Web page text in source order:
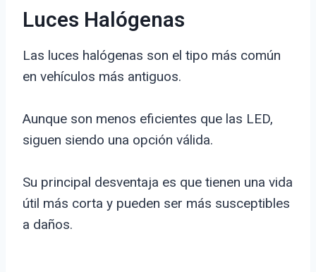
Luces Halógenas
Las luces halógenas son el tipo más común
en vehículos más antiguos.
Aunque son menos eficientes que las LED,
siguen siendo una opción válida.
Su principal desventaja es que tienen una vida
útil más corta y pueden ser más susceptibles
a daños.